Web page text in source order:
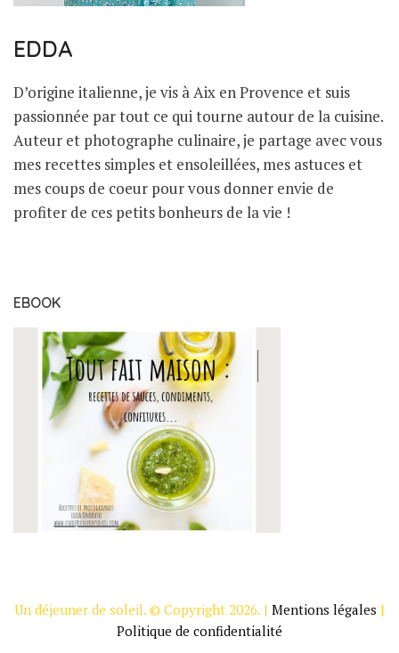
EDDA
D’origine italienne, je vis à Aix en Provence et suis
passionnée par tout ce qui tourne autour de la cuisine.
Auteur et photographe culinaire, je partage avec vous
mes recettes simples et ensoleillées, mes astuces et
mes coups de coeur pour vous donner envie de
profiter de ces petits bonheurs de la vie !
EBOOK
Un déjeuner de soleil. © Copyright 2026. | Mentions légales |
Politique de confidentialité